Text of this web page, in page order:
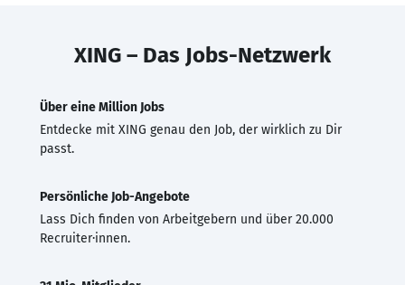
XING – Das Jobs-Netzwerk
Über eine Million Jobs
Entdecke mit XING genau den Job, der wirklich zu Dir
passt.
Persönliche Job-Angebote
Lass Dich finden von Arbeitgebern und über 20.000
Recruiter·innen.